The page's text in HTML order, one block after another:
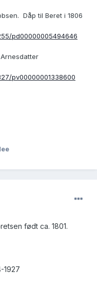
Dåp til Beret i 1806
pd00000005494646
pv00000001338600
født ca. 1801.
1927